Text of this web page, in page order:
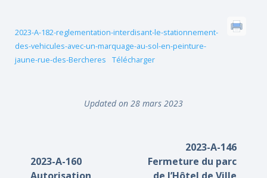
2023-A-182-reglementation-interdisant-le-stationnement-
des-vehicules-avec-un-marquage-au-sol-en-peinture-
jaune-rue-des-Bercheres
Télécharger
Updated on 28 mars 2023
2023-A-160
2023-A-146
Fermeture du parc